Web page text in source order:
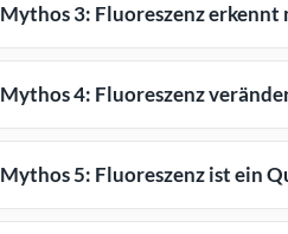
Mythos 3: Fluoreszenz
Mythos 4: Fluoreszenz
Mythos 5: Fluoreszenz ist ein